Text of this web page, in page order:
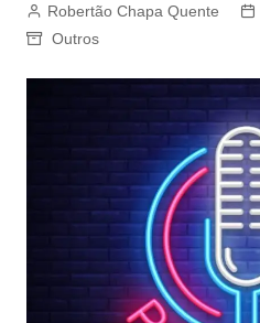
Robertão Chapa Quente
Outros